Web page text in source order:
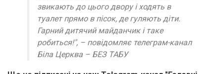
звикають до цього двору і ходять в
туалет прямо в пісок, де гуляють діти.
Гарний дитячий майданчик і таке
робиться!", – повідомляє телеграм-канал
Біла Церква – БЕЗ ТАБУ